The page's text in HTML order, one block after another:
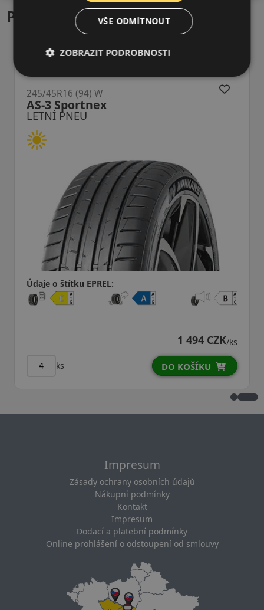
Podobné produkty
LETNÍ PNEU
AS-3 Sportnex
245/45R16 (94) W
Údaje o štítku EPREL:
1 494 CZK/ks
ks DO KOŠÍKU
Impresum
Zásady ochrany osobních údajů
Nákupní podmínky
Kontakt
Impresum
Dodací a platební podmínky
Online prohlášení o odstoupení od smlouvy
VŠE ODMÍTNOUT
ZOBRAZIT PODROBNOSTI